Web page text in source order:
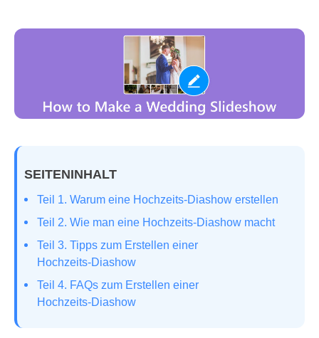
SEITENINHALT
Teil 1. Warum eine Hochzeits‑Diashow erstellen
Teil 2. Wie man eine Hochzeits‑Diashow macht
Teil 3. Tipps zum Erstellen einer
Hochzeits‑Diashow
Teil 4. FAQs zum Erstellen einer
Hochzeits‑Diashow